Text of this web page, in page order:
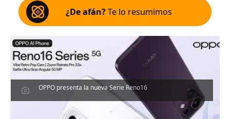
¿De afán?Te lo resumimos
OPPO presenta la nueva Serie Reno16